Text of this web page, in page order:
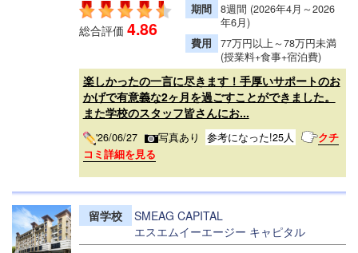
総合評価 4.86
期間
8週間 (2026年4月～2026
年6月)
費用
77万円以上～78万円未満
(授業料+食事+宿泊費)
楽しかったの一言に尽きます！手厚いサポートのお
かげで有意義な2ヶ月を過ごすことができました。
また学校のスタッフ皆さんにお...
'26/06/27 写真あり 参考になった!25人
クチ
コミ詳細を見る
留学校
SMEAG CAPITAL
エスエムイーエージー キャピタル